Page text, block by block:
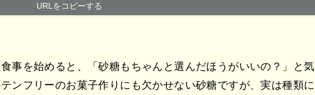
URLをコピーする
事を始めると、「砂糖もちゃんと選んだほうがいいの？」と気
ンフリーのお菓子作りにも欠かせない砂糖ですが、実は種類に